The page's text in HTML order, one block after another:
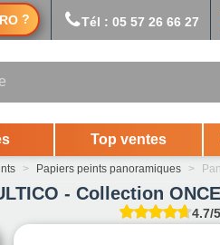
? Tél : 05 57 26 66 27
Top ventes
> Papiers peints panoramiques >
- Collection
4.7/5